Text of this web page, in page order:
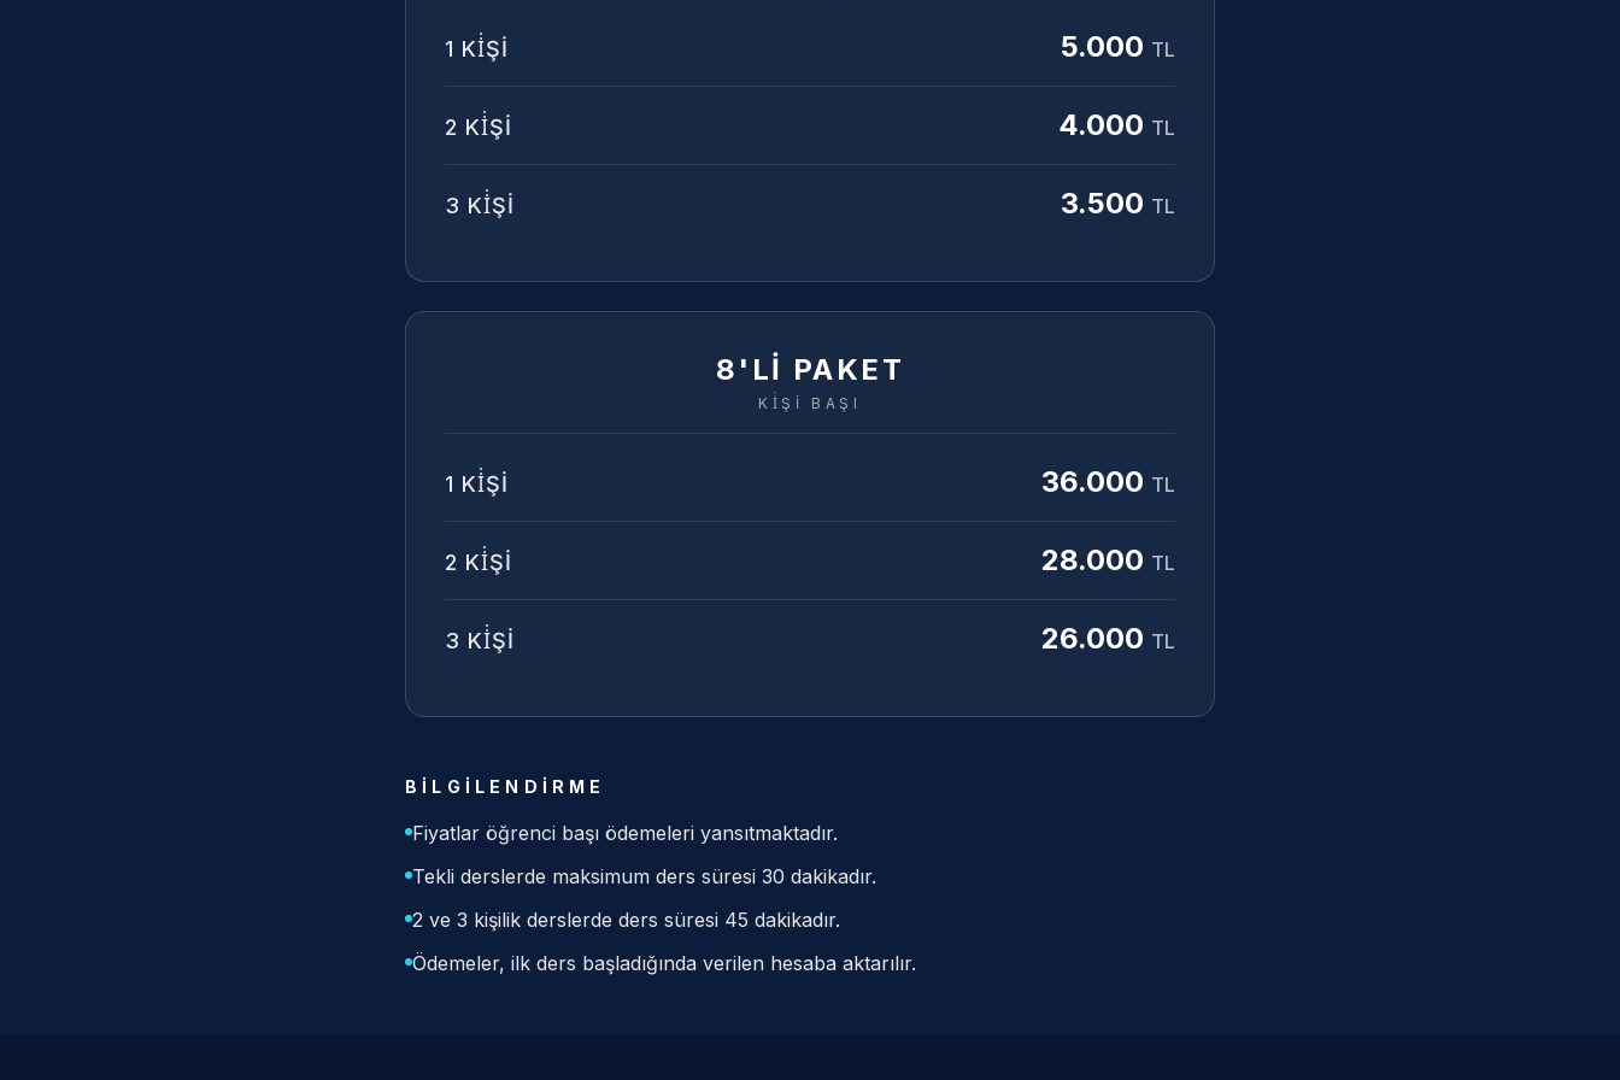
1 Kİ̇Şİ 5.000 TL
2 Kİ̇Şİ 4.000 TL
3 Kİ̇Şİ 3.500 TL
8'Lİ PAKET
Kİ̇Şİ BAŞI
1 Kİ̇Şİ 36.000 TL
2 Kİ̇Şİ 28.000 TL
3 Kİ̇Şİ 26.000 TL
BILGILENDIRME
Fiyatlar öğrenci başı ödemeleri yansıtmaktadır.
Tekli derslerde maksimum ders süresi 30 dakikadır.
2 ve 3 kişilik derslerde ders süresi 45 dakikadır.
Ödemeler, ilk ders başladığında verilen hesaba aktarılır.